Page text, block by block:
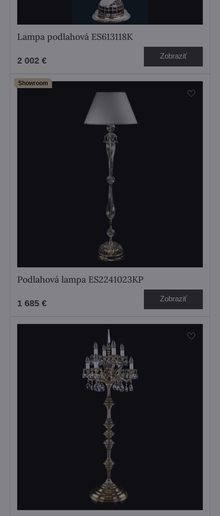
Lampa podlahová ES613118K
2 002 € Zobraziť
Showroom
Podlahová lampa ES2241023KP
1 685 € Zobraziť